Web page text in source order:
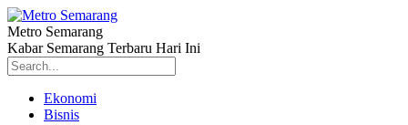
Metro Semarang
Kabar Semarang Terbaru Hari Ini
Ekonomi
Bisnis